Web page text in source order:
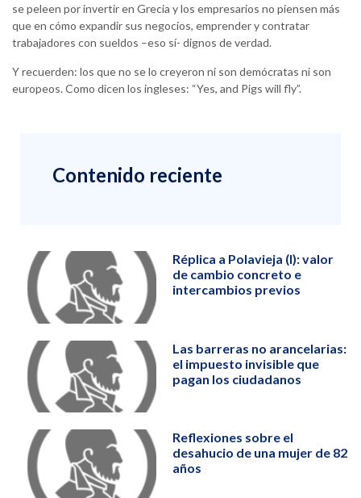
se peleen por invertir en Grecia y los empresarios no piensen más
que en cómo expandir sus negocios, emprender y contratar
trabajadores con sueldos –eso sí- dignos de verdad.
Y recuerden: los que no se lo creyeron ni son demócratas ni son
europeos. Como dicen los ingleses: “Yes, and Pigs will fly”.
Contenido reciente
Réplica a Polavieja (I): valor
de cambio concreto e
intercambios previos
Las barreras no arancelarias:
el impuesto invisible que
pagan los ciudadanos
Reflexiones sobre el
desahucio de una mujer de 82
años